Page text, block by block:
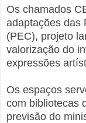
Os chamados
adaptações das
(PEC), projeto
valorização do
expressões
Os espaços
com bibliotecas
previsão do